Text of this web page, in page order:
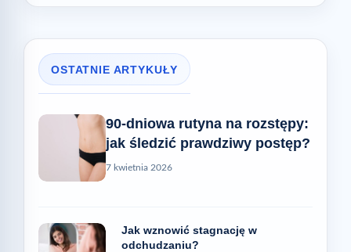
OSTATNIE ARTYKUŁY
90-dniowa rutyna na rozstępy:
jak śledzić prawdziwy postęp?
7 kwietnia 2026
Jak wznowić stagnację w
odchudzaniu?